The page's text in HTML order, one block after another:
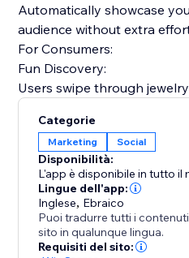
Automatically showcase
audience without extra
For Consumers:
Fun Discovery:
Users swipe through
Visual Search:
Our AI helps users find
visual similarity.
Smart Matching:
Your items are shown to
matches your aesthetic.
Expand your reach beyond
Categorie
Marketing Social
Disponibilità:
L'app è disponibile in tutto il
Lingue dell'app:
Inglese, Ebraico
Puoi tradurre tutti i
sito in qualunque lingua.
Requisiti del sito: